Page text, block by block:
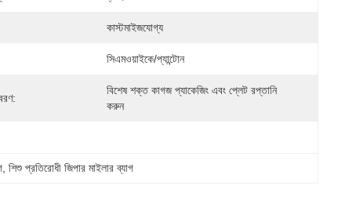
কাস্টমাইজযোগ্য
সিএমওয়াইকে/প্যান্টোন
বিশেষ শক্ত কাগজ প্যাকেজিং এবং প্লেট রপ্তানি
করুন
, শিশু প্রতিরোধী জিপার মাইলার ব্যাগ